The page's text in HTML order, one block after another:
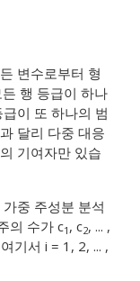
변수로부터 형
행 등급이 하나
이 또 하나의 범
달리 다중 대응
기여자만 있습
중 주성분 분석
의 수가 c1 , c2, ... ,
기서 i = 1, 2, ... ,